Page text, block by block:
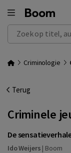
Zoek op titel,
Criminologie
Terug
Criminele
De
Ido Weijers | Boom